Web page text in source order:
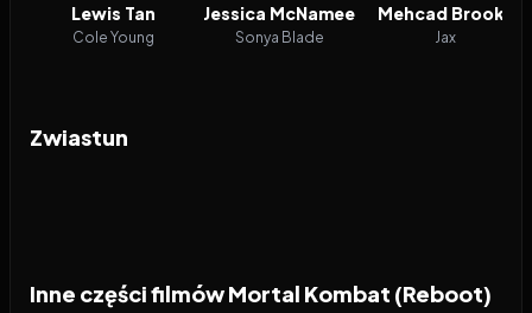
Lewis Tan
Cole Young
Jessica McNamee
Sonya Blade
Mehcad Brooks
Jax
Zwiastun
Inne części filmów Mortal Kombat (Reboot)